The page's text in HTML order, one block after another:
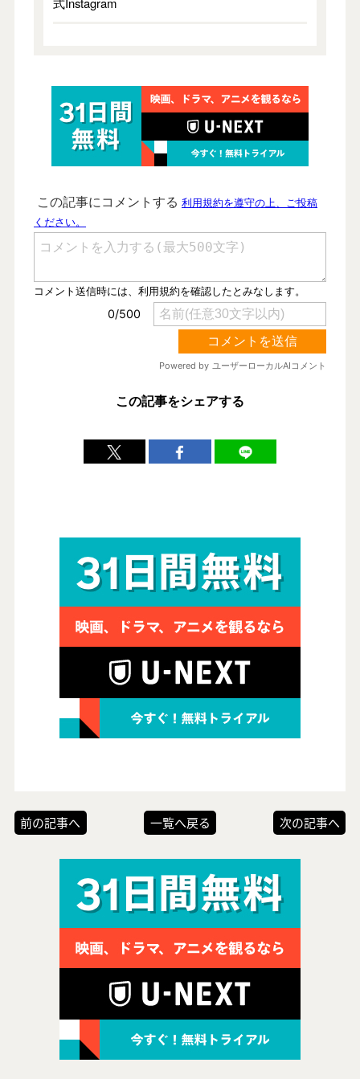
この記事をシェアする
前の記事へ 一覧へ戻る 次の記事へ